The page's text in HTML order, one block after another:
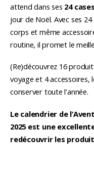
attend dans ses 24
jour de Noël. Avec ses
corps et même
routine, il promet le
(Re)découvrez 16
voyage et 4
conserver toute l’année.
Le calendrier de
2025 est une
redécouvrir les